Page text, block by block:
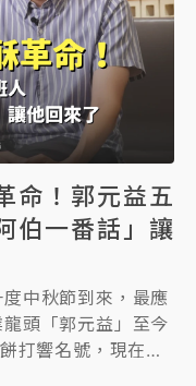
命！郭元益五
伯一番話」讓
度中秋節到來，最應
頭「郭元益」至今
打響名號，現在由
總經理郭建偉經